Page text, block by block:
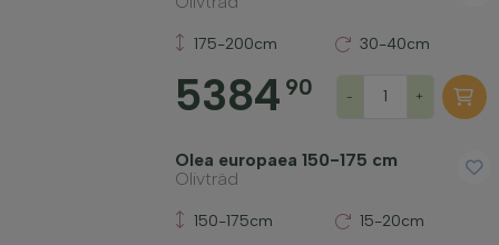
175-200cm 30-40cm
5384 90 - +
Olea europaea 150-175 cm
Olivträd
150-175cm 15-20cm